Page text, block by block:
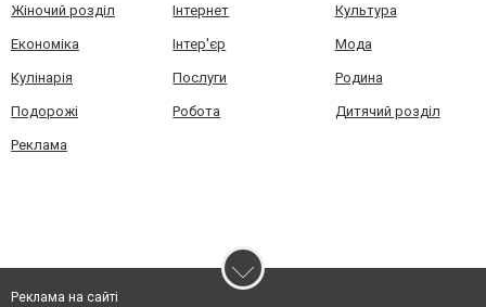
Жіночий розділ Інтернет Культура
Економіка Інтер'єр Мода
Кулінарія Послуги Родина
Подорожі Робота Дитячий розділ
Реклама
Реклама на сайті